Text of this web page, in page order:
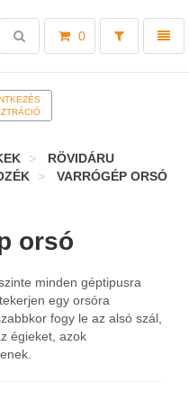
Toggle
0
Toggle
search
RÖVIDÁRU
VARRÓGÉP ORSÓ
orsó
minden géptipusra
egy orsóra
fogy le az alsó szál,
égieket, azok